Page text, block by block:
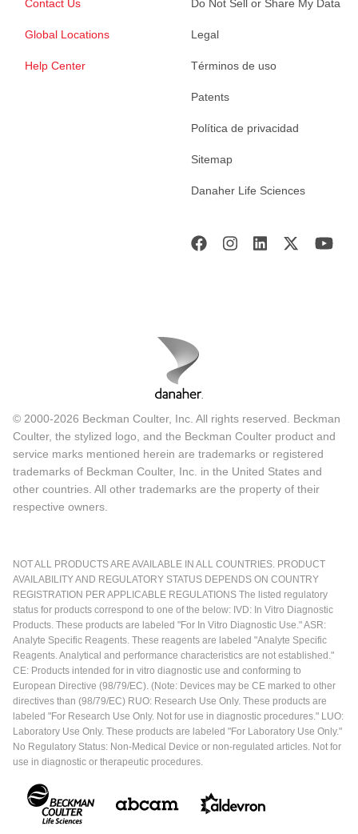
Contact Us
Global Locations
Help Center
Do Not Sell or Share My Data
Legal
Términos de uso
Patents
Política de privacidad
Sitemap
Danaher Life Sciences
© 2000-2026 Beckman Coulter, Inc. All rights reserved. Beckman
Coulter, the stylized logo, and the Beckman Coulter product and
service marks mentioned herein are trademarks or registered
trademarks of Beckman Coulter, Inc. in the United States and
other countries. All other trademarks are the property of their
respective owners.
NOT ALL PRODUCTS ARE AVAILABLE IN ALL COUNTRIES. PRODUCT
AVAILABILITY AND REGULATORY STATUS DEPENDS ON COUNTRY
REGISTRATION PER APPLICABLE REGULATIONS The listed regulatory
status for products correspond to one of the below: IVD: In Vitro Diagnostic
Products. These products are labeled "For In Vitro Diagnostic Use." ASR:
Analyte Specific Reagents. These reagents are labeled "Analyte Specific
Reagents. Analytical and performance characteristics are not established."
CE: Products intended for in vitro diagnostic use and conforming to
European Directive (98/79/EC). (Note: Devices may be CE marked to other
directives than (98/79/EC) RUO: Research Use Only. These products are
labeled "For Research Use Only. Not for use in diagnostic procedures." LUO:
Laboratory Use Only. These products are labeled "For Laboratory Use Only."
No Regulatory Status: Non-Medical Device or non-regulated articles. Not for
use in diagnostic or therapeutic procedures.